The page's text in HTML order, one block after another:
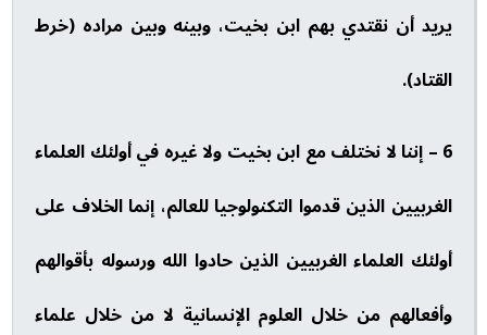
يريد أن نقتدي بهم ابن بخيت، وبينه وبين مراده (خرط
القتاد).
6 – إننا لا نختلف مع ابن بخيت ولا غيره في أولئك العلماء
الغربيين الذين قدموا التكنولوجيا للعالم، إنما الخلاف على
أولئك العلماء الغربيين الذين حادوا الله ورسوله بأقوالهم
وأفعالهم من خلال العلوم الإنسانية لا من خلال علماء